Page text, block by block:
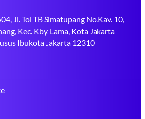
Jl. Tol TB Simatupang No.Kav. 10,
Kec. Kby. Lama, Kota Jakarta
Ibukota Jakarta 12310